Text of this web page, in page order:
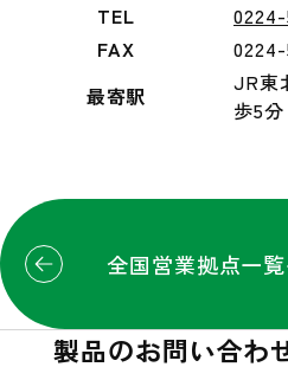
TEL
FAX
最寄駅
JR東
歩5分
全国営業拠点一
製品のお問い合わ